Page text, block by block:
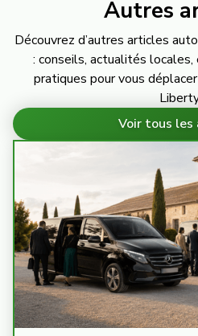
Autres
Découvrez d’autres articles
: conseils, actualités
pratiques pour vous
Voir tous les